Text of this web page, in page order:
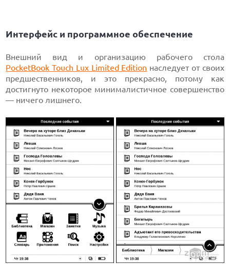
Интерфейс и программное обеспечение
Внешний вид и организацию рабочего стола
PocketBook Touch Lux Limited Edition наследует от своих
предшественников, и это прекрасно, потому как
достигнуто некоторое минималистичное совершенство
— ничего лишнего.